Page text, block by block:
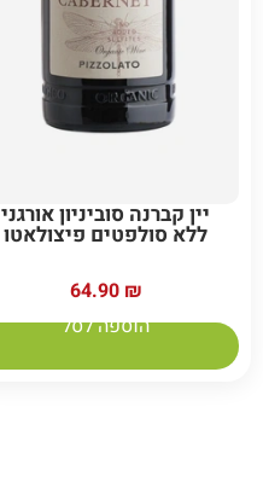
יין קברנה סוביניון אורגני
ללא סולפטים פיצולאטו
64.90 ₪
הוספה לסל